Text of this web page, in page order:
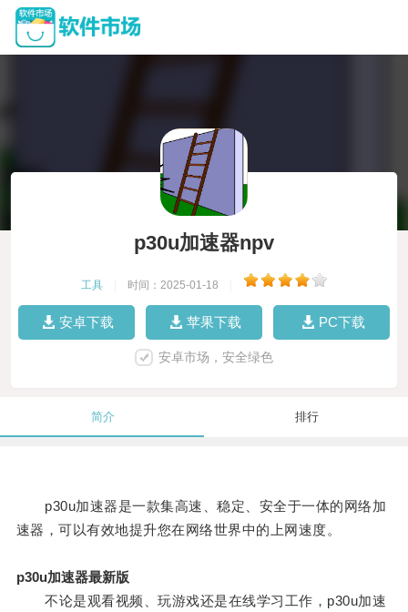
p30u加速器npv
工具 时间：2025-01-18
安卓下载 苹果下载 PC下载
安卓市场，安全绿色
简介 排行
p30u加速器是一款集高速、稳定、安全于一体的网络加
速器，可以有效地提升您在网络世界中的上网速度。
p30u加速器最新版
不论是观看视频、玩游戏还是在线学习工作，p30u加速